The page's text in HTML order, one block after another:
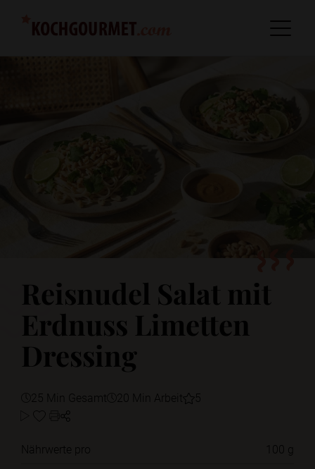
Reisnudel Salat mit
Erdnuss Limetten
Dressing
25 Min Gesamt 20 Min Arbeit 5
Nährwerte pro
100 g